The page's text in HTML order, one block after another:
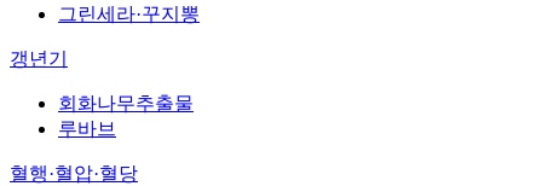
그린세라·꾸지뽕
갱년기
회화나무추출물
루바브
혈행·혈압·혈당